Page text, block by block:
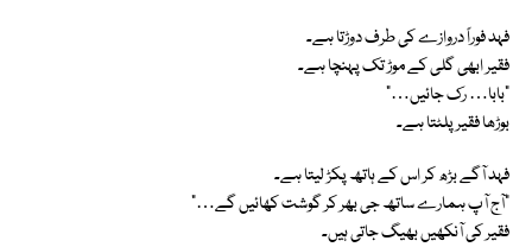
فہد فوراً دروازے کی طرف دوڑتا ہے۔
فقیر ابھی گلی کے موڑ تک پہنچا ہے۔
“بابا… رک جائیں…”
بوڑھا فقیر پلٹتا ہے۔
فہد آگے بڑھ کر اس کے ہاتھ پکڑ لیتا ہے۔
“آج آپ ہمارے ساتھ جی بھر کر گوشت کھائیں گے…”
فقیر کی آنکھیں بھیگ جاتی ہیں۔